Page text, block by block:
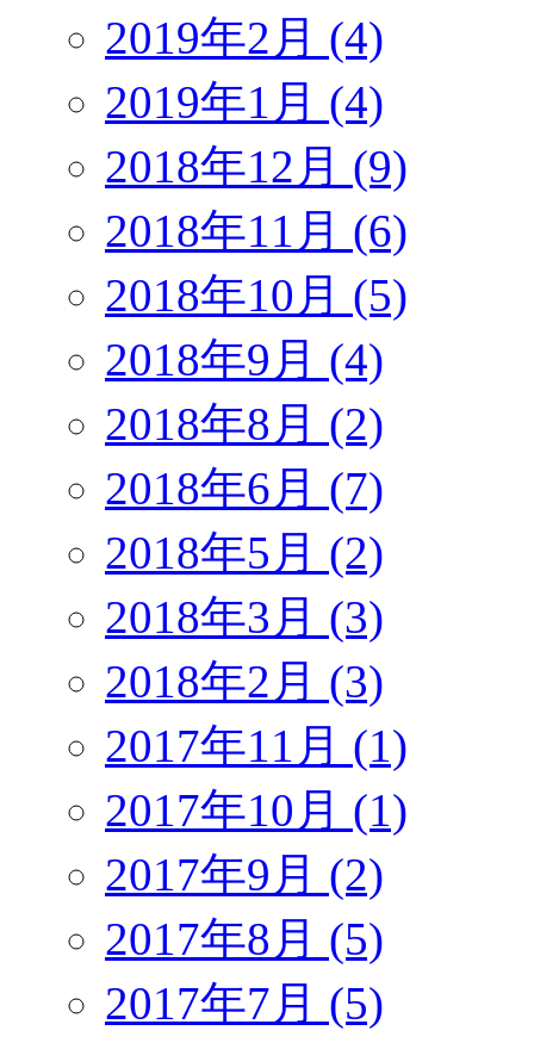
2019年2月 (4)
2019年1月 (4)
2018年12月 (9)
2018年11月 (6)
2018年10月 (5)
2018年9月 (4)
2018年8月 (2)
2018年6月 (7)
2018年5月 (2)
2018年3月 (3)
2018年2月 (3)
2017年11月 (1)
2017年10月 (1)
2017年9月 (2)
2017年8月 (5)
2017年7月 (5)